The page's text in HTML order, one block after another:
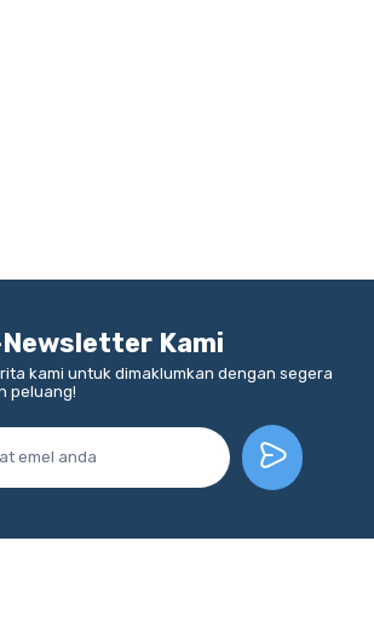
Kami
kami untuk dimaklumkan dengan segera
peluang!